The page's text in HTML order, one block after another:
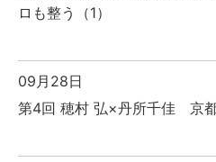
ロも整う（1）
09月28日
第4回 穂村 弘×丹所千佳 京都